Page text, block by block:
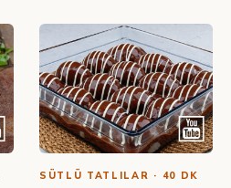
SÜTLÜ TATLILAR · 40 DK